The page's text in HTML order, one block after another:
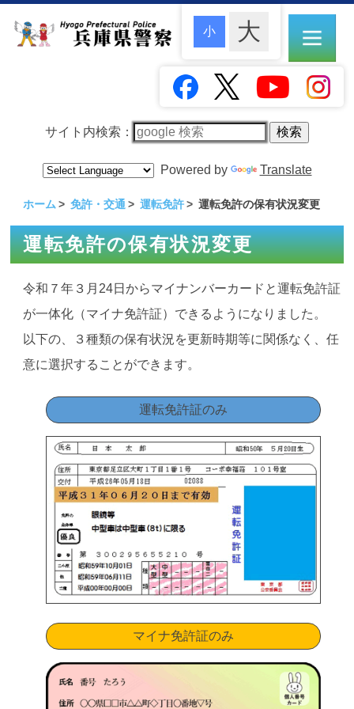
サイト内検索：
Powered by Translate
ホーム 免許・交通 運転免許 運転免許の保有状況変更
運転免許の保有状況変更
令和７年３月24日からマイナンバーカードと運転免許証
が一体化（マイナ免許証）できるようになりました。
以下の、３種類の保有状況を更新時期等に関係なく、任
意に選択することができます。
運転免許証のみ
マイナ免許証のみ